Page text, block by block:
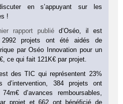
en s’appuyant sur les
!
rapport publié d’Oséo, il est
2992 projets ont été aidés de
par Oséo Innovation pour un
ce qui fait 121K€ par projet.
des TIC qui représentent 23%
d’intervention, 384 projets ont
d’avances remboursables,
projet et 662 ont bénéficié de